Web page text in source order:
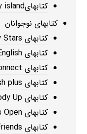
کتابهایOur Discovery island
کتابهای نوجوانان
کتابهای Academy Stars
کتابهای Big English
کتابهای connect
کتابهای English plus
کتابهای Everybody Up
کتابهای Eyes Open
کتابهای Family and Friends